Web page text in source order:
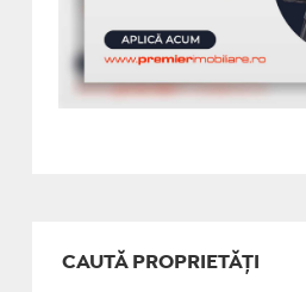
CAUTĂ PROPRIETĂȚI